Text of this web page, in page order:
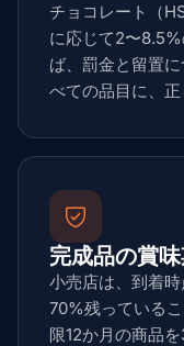
チョコレート（
に応じて2〜
ば、罰金と留置
べての品目に、正
完成品の賞
小売店は、到着
70%残っている
限12か月の商品